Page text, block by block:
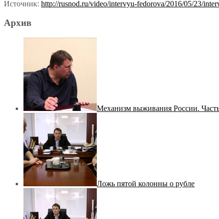
Источник: http://rusnod.ru/video/intervyu-fedorova/2016/05/23/
Архив
Механизм выживания России.
Ложь пятой колонны о рубле